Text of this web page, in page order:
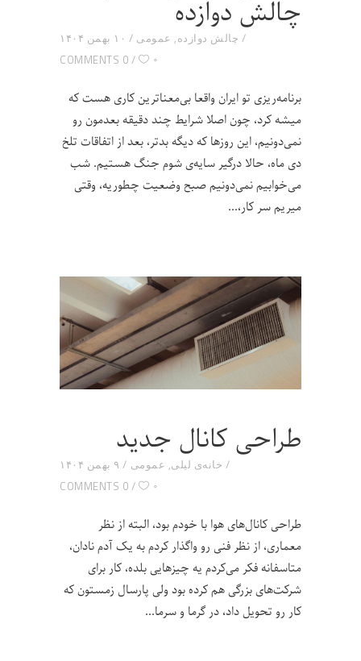
چالش دوازده
۱۰ بهمن ۱۴۰۴ چالش دوازده, عمومی
0 COMMENTS
۰
برنامه‌ریزی تو ایران واقعا بی‌معنا‌ترین کاری هست که
میشه کرد، چون اصلا شرایط چند دقیقه بعد‌مون رو
نمی‌دونیم، این روزها که دیگه بدتر، بعد از اتفاقات تلخ
دی ماه، حالا درگیر سایه‌ی شوم جنگ هستیم. شب
می‌خوابیم نمی‌دونیم صبح وضعیت چطوریه، وقتی
میریم سر کار،
طراحی کانال جدید
۹ بهمن ۱۴۰۴ خانه‌ی لیلی, عمومی
0 COMMENTS
۰
طراحی کانال‌های هوا با خودم بود، البته از نظر
معماری، از نظر فنی رو واگذار کردم به یک آدم نادان،
متاسفانه فکر می‌کردم یه چیزهایی بلده، کار برای
شرکت‌های بزرگی هم کرده بود ولی پارسال زمستون که
کار رو تحویل داد، در گرما و سرما